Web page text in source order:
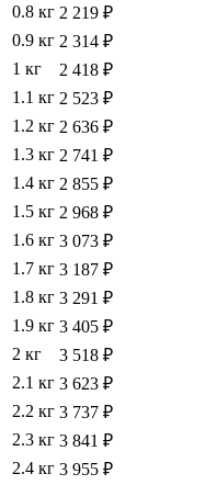
0.8 кг 2 219 ₽
0.9 кг 2 314 ₽
1 кг
2 418 ₽
1.1 кг 2 523 ₽
1.2 кг 2 636 ₽
1.3 кг 2 741 ₽
1.4 кг 2 855 ₽
1.5 кг 2 968 ₽
1.6 кг 3 073 ₽
1.7 кг 3 187 ₽
1.8 кг 3 291 ₽
1.9 кг 3 405 ₽
2 кг
3 518 ₽
2.1 кг 3 623 ₽
2.2 кг 3 737 ₽
2.3 кг 3 841 ₽
2.4 кг 3 955 ₽